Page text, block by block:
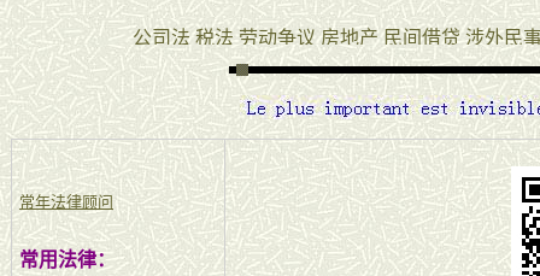
常年法律顾问
常用法律：